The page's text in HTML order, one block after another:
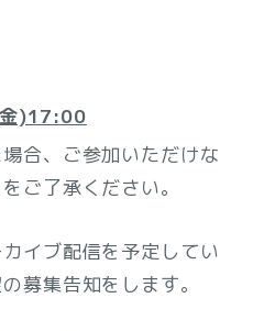
)17:00
合、ご参加いただけな
ご了承ください。
イブ配信を予定してい
募集告知をします。